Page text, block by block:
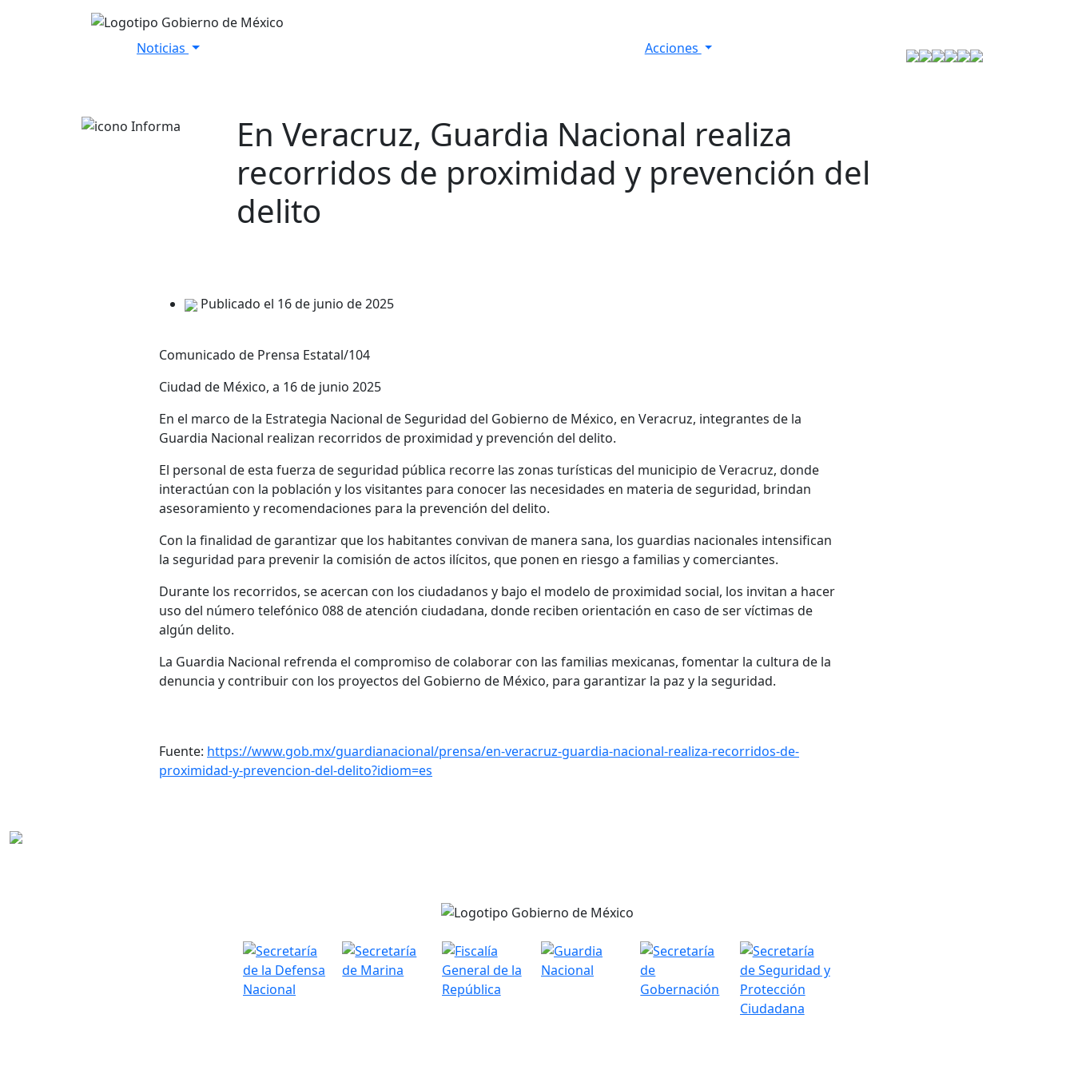
Noticias Acciones
En Veracruz, Guardia Nacional realiza
recorridos de proximidad y prevención del
delito
Publicado el 16 de junio de 2025
Comunicado de Prensa Estatal/104
Ciudad de México, a 16 de junio 2025
En el marco de la Estrategia Nacional de Seguridad del Gobierno de México, en Veracruz, integrantes de la
Guardia Nacional realizan recorridos de proximidad y prevención del delito.
El personal de esta fuerza de seguridad pública recorre las zonas turísticas del municipio de Veracruz, donde
interactúan con la población y los visitantes para conocer las necesidades en materia de seguridad, brindan
asesoramiento y recomendaciones para la prevención del delito.
Con la finalidad de garantizar que los habitantes convivan de manera sana, los guardias nacionales intensifican
la seguridad para prevenir la comisión de actos ilícitos, que ponen en riesgo a familias y comerciantes.
Durante los recorridos, se acercan con los ciudadanos y bajo el modelo de proximidad social, los invitan a hacer
uso del número telefónico 088 de atención ciudadana, donde reciben orientación en caso de ser víctimas de
algún delito.
La Guardia Nacional refrenda el compromiso de colaborar con las familias mexicanas, fomentar la cultura de la
denuncia y contribuir con los proyectos del Gobierno de México, para garantizar la paz y la seguridad.
Fuente: https://www.gob.mx/guardianacional/prensa/en-veracruz-guardia-nacional-realiza-recorridos-de-
proximidad-y-prevencion-del-delito?idiom=es